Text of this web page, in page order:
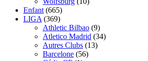
Enfant (665)
LIGA (369)
Athletic Bilbao (9)
Atletico Madrid (34)
Autres Clubs (13)
Barcelone (56)